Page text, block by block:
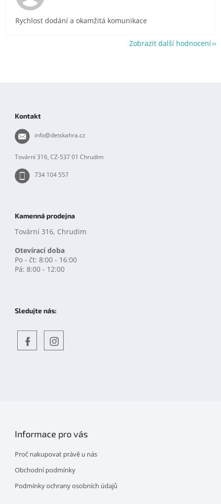
Rychlost dodání a okamžitá komunikace
Zobrazit další hodnocení
Kontakt
info@detskahra.cz
Tovární 316, CZ-537 01 Chrudim
734 104 557
Kamenná prodejna
Tovární 316, Chrudim
Otevírací doba
Po - čt: 8:00 - 16:00
Pá: 8:00 - 12:00
Sledujte nás:
Informace pro vás
Proč nakupovat právě u nás
Obchodní podmínky
Podmínky ochrany osobních údajů